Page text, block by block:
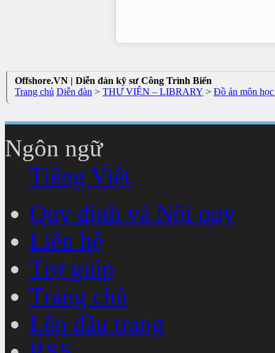
Offshore.VN | Diễn đàn kỹ sư Công Trình Biển
Trang chủ Diễn đàn > THƯ VIỆN – LIBRARY > Đồ án môn
Ngôn ngữ
Tiếng Việt
Quy định và Nội quy
Liên hệ
Trợ giúp
Trang chủ
Lên đầu trang